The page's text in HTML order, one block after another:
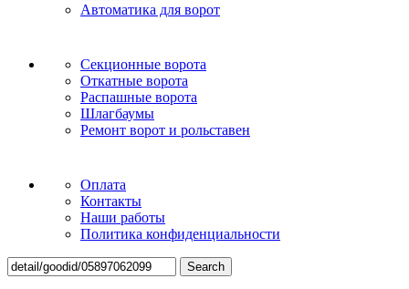
Автоматика для ворот
Секционные ворота
Откатные ворота
Распашные ворота
Шлагбаумы
Ремонт ворот и рольставен
Оплата
Контакты
Наши работы
Политика конфиденциальности
Search